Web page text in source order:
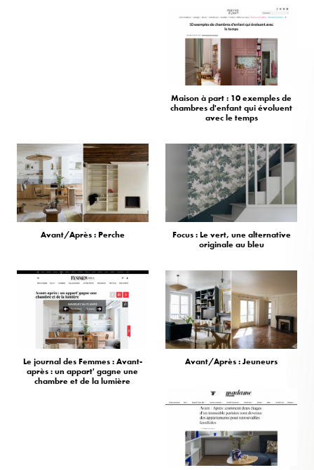
Maison à part : 10 exemples de
chambres d'enfant qui évoluent
avec le temps
Avant/Après : Perche
Focus : Le vert, une alternative
originale au bleu
Le journal des Femmes : Avant-
après : un appart' gagne une
chambre et de la lumière
Avant/Après : Jeuneurs